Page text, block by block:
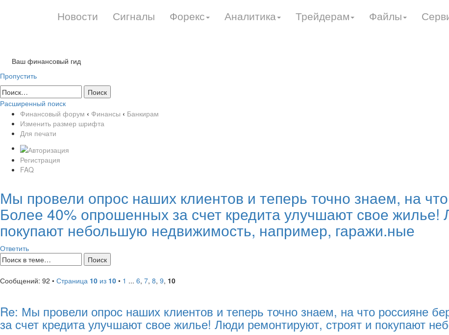
Новости Сигналы Форекс Аналитика Трейдерам Файлы
Ваш финансовый гид
Пропустить
Расширенный поиск
Финансовый форум ‹ Финансы ‹ Банкирам
Изменить размер шрифта
Для печати
Регистрация
FAQ
Мы провели опрос наших клиентов и теперь точно знаем, на
Более 40% опрошенных за счет кредита улучшают свое жилье!
покупают небольшую недвижимость, например, гаражи.ные
Ответить
Сообщений: 92 • Страница 10 из 10 • 1 ... 6, 7, 8, 9, 10
Re: Мы провели опрос наших клиентов и теперь точно знаем, на что россияне
за счет кредита улучшают свое жилье! Люди ремонтируют, строят и покупают